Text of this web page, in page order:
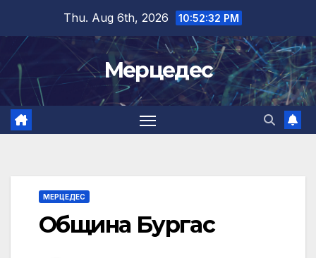
content
Thu. Aug 6th, 2026 10:52:33 PM
Мерцедес
МЕРЦЕДЕС
Община Бургас